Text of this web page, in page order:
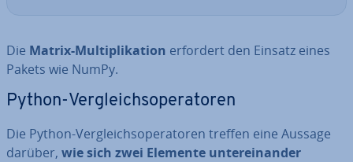
Die Matrix-Mul­ti­pli­ka­ti­on erfordert den Einsatz eines
Pakets wie NumPy.
Python-Ver­gleichs­ope­ra­to­ren
Die Python-Ver­gleichs­ope­ra­to­ren treffen eine Aussage
darüber, wie sich zwei Elemente un­ter­ein­an­der